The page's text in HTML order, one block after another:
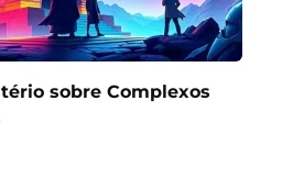
sobre Complexos